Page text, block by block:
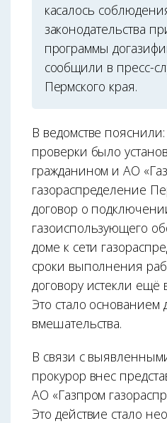
касалось
законодательства
программы
сообщили в пресс-
Пермского края.
В ведомстве пояснили:
проверки было
гражданином и АО
газораспределение
договор о
газоиспользующего
доме к сети
сроки выполнения
договору истекли ещё
Это стало основанием
вмешательства.
В связи с
прокурор внес
АО «Газпром
Это действие стало